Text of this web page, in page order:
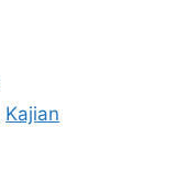
Kajian